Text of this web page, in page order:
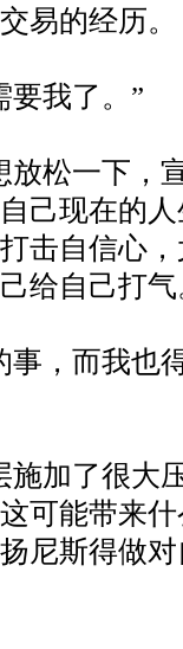
易的经历。
我了。”
松一下，
己现在的
击自信心
给自己打气
，而我也
加了很大
可能带来
尼斯得做